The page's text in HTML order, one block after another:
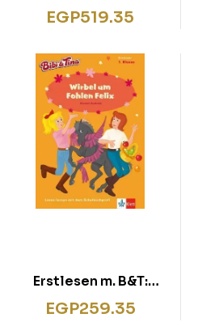
Rehkitz
EGP519.35
Erstlesen m. B&T:
Wirbel (Midi)
EGP259.35